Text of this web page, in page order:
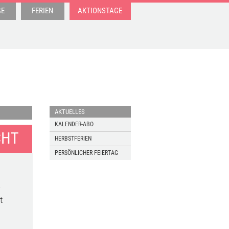
FERIEN AKTIONSTAGE
AKTUELLES
KALENDER-ABO
HERBSTFERIEN
PERSÖNLICHER FEIERTAG